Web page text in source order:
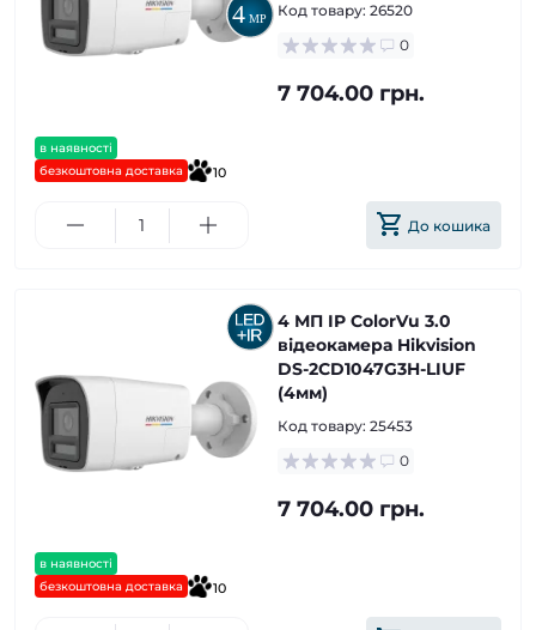
в наявності
безкоштовна доставка
10
Код товару: 26520
0
7 704.00 грн.
До кошика
в наявності
безкоштовна доставка
10
4 МП IP ColorVu 3.0
відеокамера Hikvision
DS-2CD1047G3H-LIUF
(4мм)
Код товару: 25453
0
7 704.00 грн.